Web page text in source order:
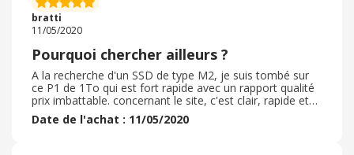
bratti
11/05/2020
Pourquoi chercher ailleurs ?
A la recherche d'un SSD de type M2, je suis tombé sur
ce P1 de 1To qui est fort rapide avec un rapport qualité
prix imbattable. concernant le site, c'est clair, rapide et
efficace et surtout... . le prix était plus bas sur le site du
constructeur que chez les revendeurs !!! ! pas de promo
Date de l'achat : 11/05/2020